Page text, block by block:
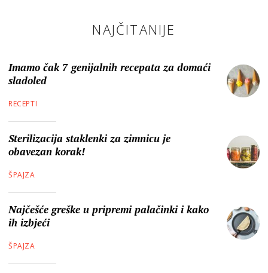
NAJČITANIJE
Imamo čak 7 genijalnih recepata za domaći
sladoled
RECEPTI
Sterilizacija staklenki za zimnicu je
obavezan korak!
ŠPAJZA
Najčešće greške u pripremi palačinki i kako
ih izbjeći
ŠPAJZA